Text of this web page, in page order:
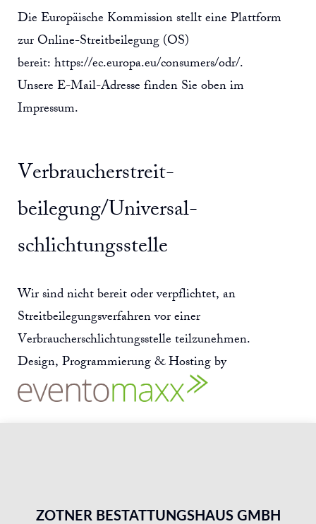
Die Europäische Kommission stellt eine Plattform
zur Online-Streitbeilegung (OS)
bereit:https://ec.europa.eu/consumers/odr/.
Unsere E-Mail-Adresse finden Sie oben im
Impressum.
Verbraucher­streit­
beilegung/Universal­
schlichtungs­stelle
Wir sind nicht bereit oder verpflichtet, an
Streitbeilegungsverfahren vor einer
Verbraucherschlichtungsstelle teilzunehmen.
Design, Programmierung & Hosting by
ZOTNER BESTATTUNGSHAUS GMBH